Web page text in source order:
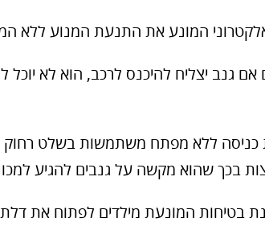
אלקטרוני המונע את התנעת המנוע
אם גנב יצליח להיכנס לרכב, הוא לא יוכל
ללא מפתח משתמשות בשלט רחוק
בכך שהוא מקשה על גנבים להגיע
בטיחות המונעת מילדים לפתוח את